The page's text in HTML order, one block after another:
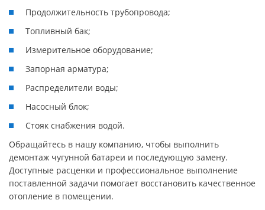
Продолжительность трубопровода;
Топливный бак;
Измерительное оборудование;
Запорная арматура;
Распределители воды;
Насосный блок;
Стояк снабжения водой.
Обращайтесь в нашу компанию, чтобы выполнить
демонтаж чугунной батареи и последующую замену.
Доступные расценки и профессиональное выполнение
поставленной задачи помогает восстановить качественное
отопление в помещении.